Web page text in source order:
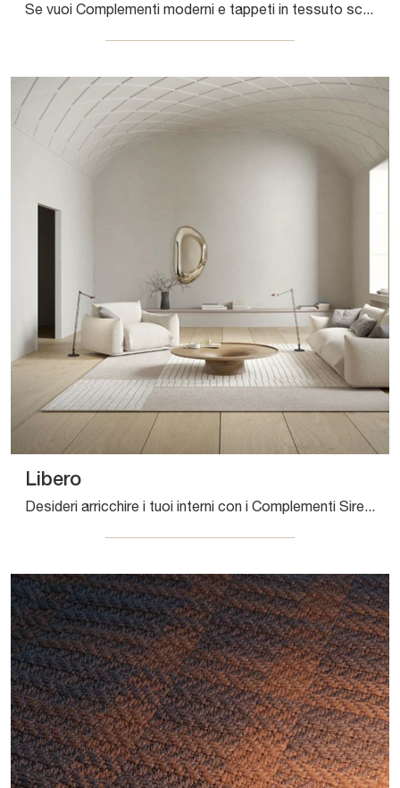
Se vuoi Complementi moderni e tappeti in tessuto scopri di più sul modello Sintesi della firma Sirecom.
Libero
Desideri arricchire i tuoi interni con i Complementi Sirecom? Ti presentiamo differenti modelli di tappeti in tessuto come Libero.